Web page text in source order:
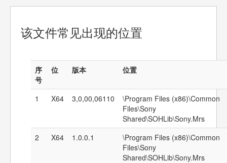
该文件常见出现的位置
序
号
位 版本 位置
1 X64 3,0,00,06110
\Program Files (x86)\Common
Files\Sony
Shared\SOHLib\Sony.Mrs
2
X64 1.0.0.1
\Program Files (x86)\Common
Files\Sony
Shared\SOHLib\Sony.Mrs